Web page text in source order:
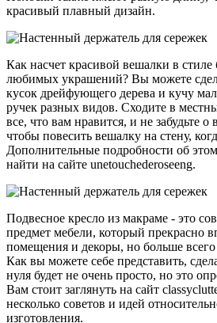
красивый плавный дизайн.
Как насчет красивой вешалки в
любимых украшений? Вы можете
кусок дрейфующего дерева и кучу
ручек разных видов. Сходите в
все, что вам нравится, и не забудьте о
чтобы повесить вешалку на стену,
Дополнительные подробности об
найти на сайте unetouchederoseeng.
Подвесное кресло из макраме - это
предмет мебели, который прекрасно
помещения и декоры, но больше
Как вы можете себе представить,
нуля будет не очень просто, но это
Вам стоит заглянуть на сайт
несколько советов и идей
изготовления.